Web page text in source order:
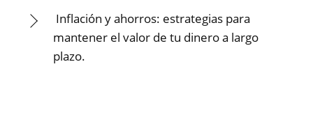
Inflación y ahorros: estrategias para
mantener el valor de tu dinero a largo
plazo.